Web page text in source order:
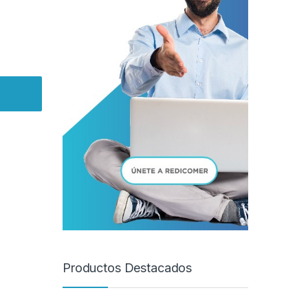
Productos Destacados